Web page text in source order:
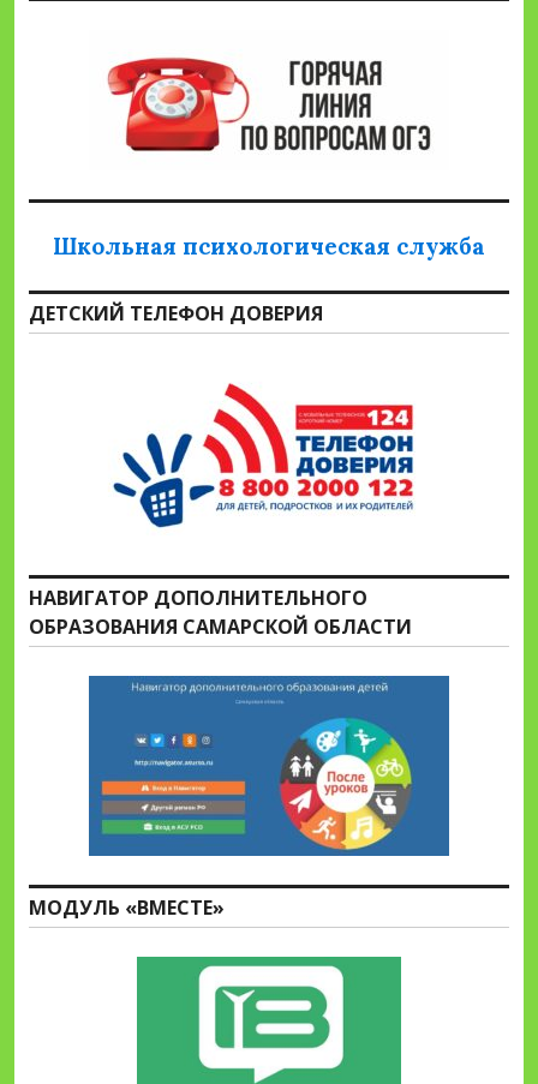
Школьная психологическая служба
ДЕТСКИЙ ТЕЛЕФОН ДОВЕРИЯ
НАВИГАТОР ДОПОЛНИТЕЛЬНОГО
ОБРАЗОВАНИЯ САМАРСКОЙ ОБЛАСТИ
МОДУЛЬ «ВМЕСТЕ»